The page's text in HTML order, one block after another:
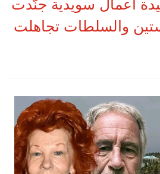
أعمال سويدية جنّدت
والسلطات تجاهلت